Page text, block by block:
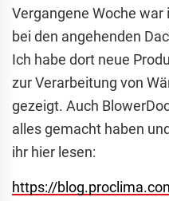
Vergangene Woche war
bei den angehenden
Ich habe dort neue
zur Verarbeitung von
gezeigt. Auch
alles gemacht haben
ihr hier lesen:
https://